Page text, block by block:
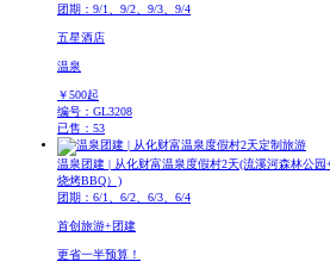
团期：9/1、9/2、9/3、9/4
五星酒店
温泉
￥500起
编号：GL3208
已售：53
定制旅游
温泉团建 | 从化财富温泉度假村2天(流溪河森林公园
烧烤BBQ）)
团期：6/1、6/2、6/3、6/4
首创旅游+团建
更省一半预算！